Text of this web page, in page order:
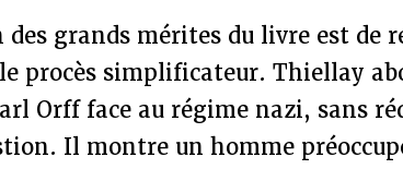
des grands mérites du livre est de
procès simplificateur. Thiellay
Orff face au régime nazi, sans
Il montre un homme